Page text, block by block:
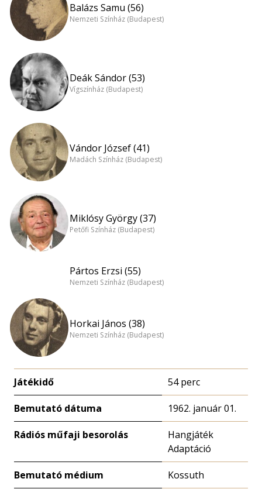
Balázs Samu (56)
Nemzeti Színház (Budapest)
Deák Sándor (53)
Vígszínház (Budapest)
Vándor József (41)
Madách Színház (Budapest)
Miklósy György (37)
Petőfi Színház (Budapest)
Pártos Erzsi (55)
Nemzeti Színház (Budapest)
Horkai János (38)
Nemzeti Színház (Budapest)
Játékidő 54 perc
Bemutató dátuma 1962. január 01.
Rádiós műfaji besorolás
Hangjáték
Adaptáció
Bemutató médium Kossuth